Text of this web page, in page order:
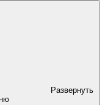
Развернуть